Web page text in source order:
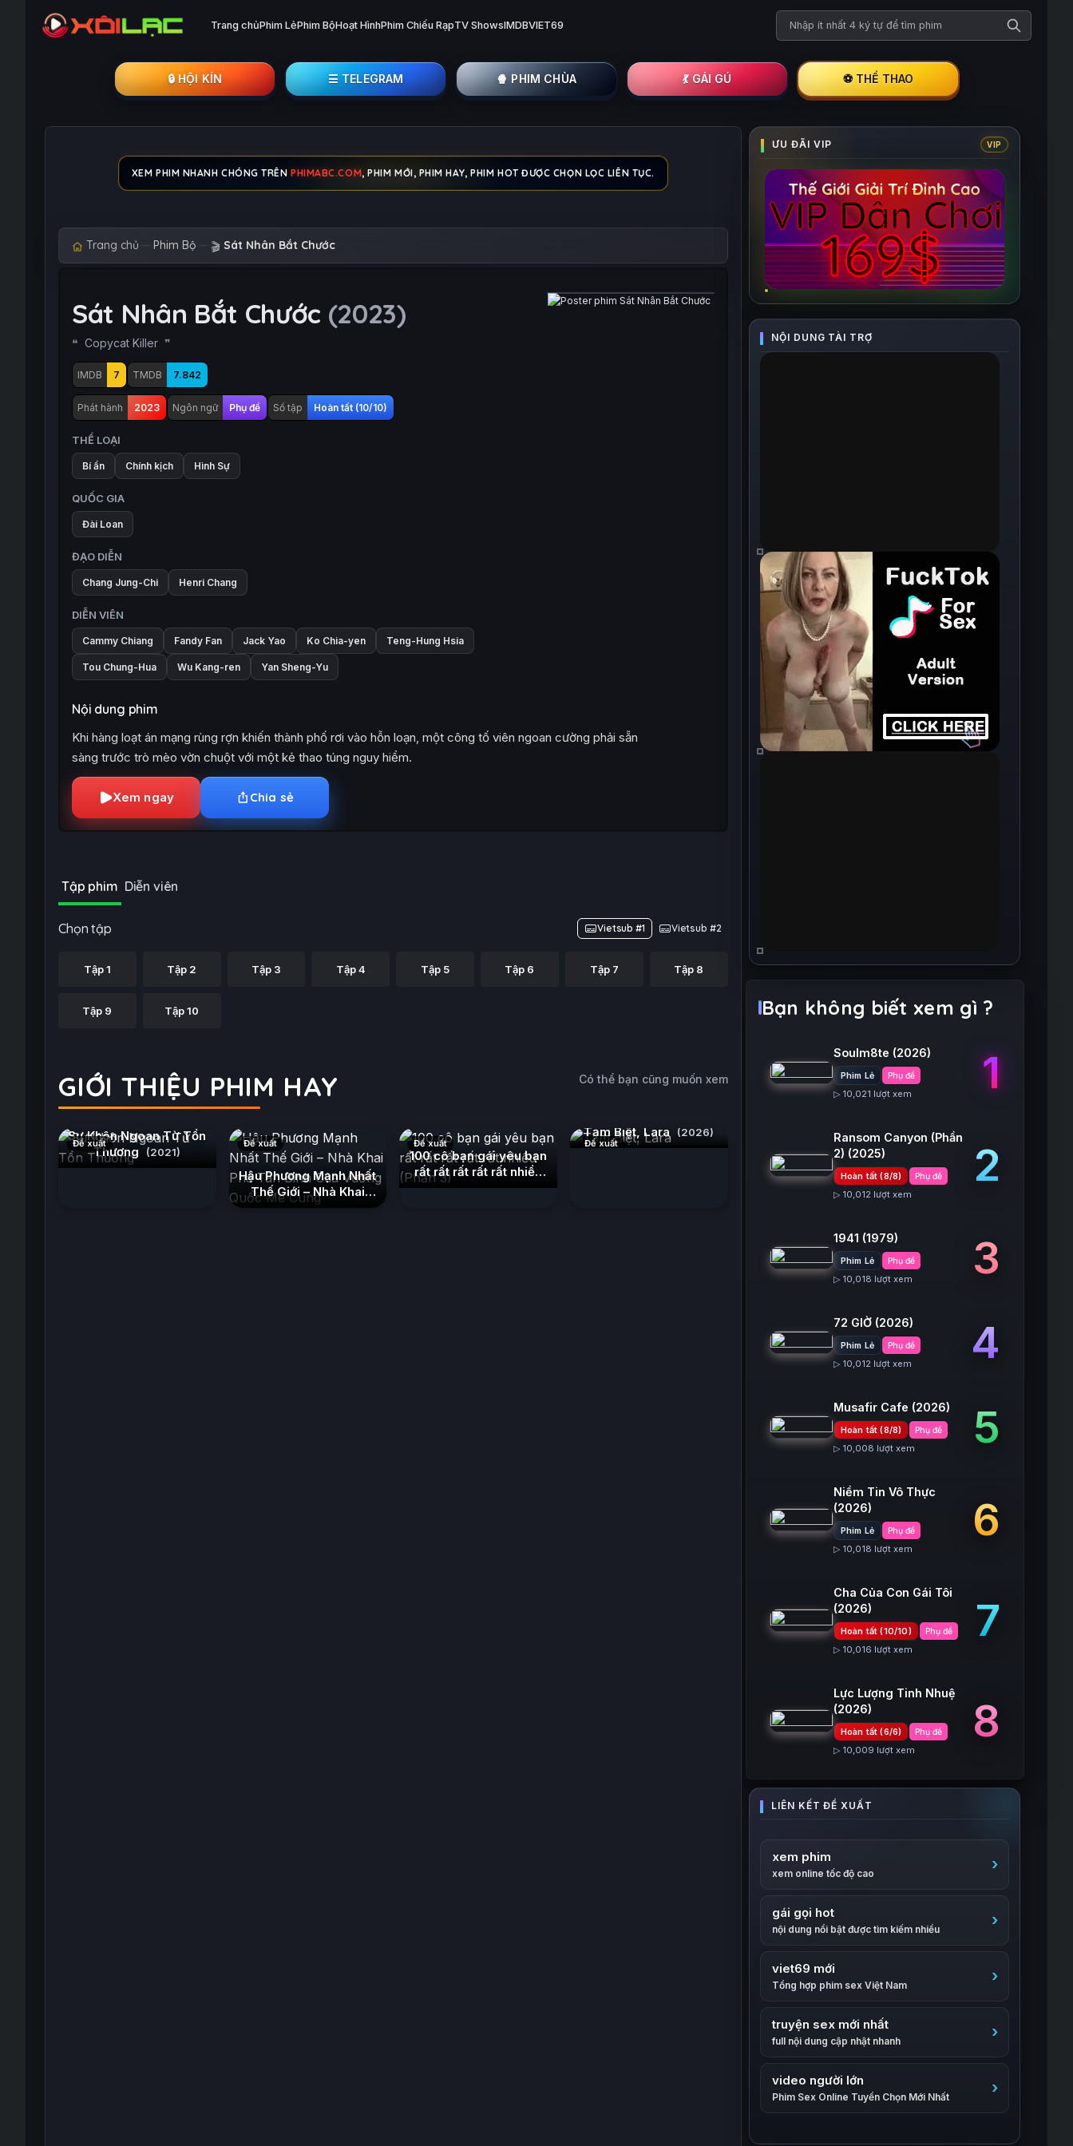
Trang chủPhim LẻPhim BộHoạt HìnhPhim Chiếu RạpTV ShowsIMDBVIET69 Tìm kiếm phim
🔒︎ HỘI KÍN ☰ TELEGRAM 🍿 PHIM CHÙA 💃 GÁI GÚ ⚽ THỂ THAO
XEM PHIM NHANH CHÓNG TRÊNPHIMABC.COM, PHIM MỚI, PHIM HAY, PHIM HOT ĐƯỢC CHỌN LỌC LIÊN TỤC.
Trang chủ Phim Bộ 🎬 Sát Nhân Bắt Chước
Sát Nhân Bắt Chước (2023)
Copycat Killer
IMDB 7 TMDB 7.842
Phát hành 2023 Ngôn ngữ Phụ đề Số tập Hoàn tất (10/10)
THỂ LOẠI
Bí ẩn Chính kịch Hình Sự
QUỐC GIA
Đài Loan
ĐẠO DIỄN
Chang Jung-Chi Henri Chang
DIỄN VIÊN
Cammy Chiang Fandy Fan Jack Yao Ko Chia-yen Teng-Hung Hsia
Tou Chung-Hua Wu Kang-ren Yan Sheng-Yu
Nội dung phim
Khi hàng loạt án mạng rùng rợn khiến thành phố rơi vào hỗn loạn, một công tố viên ngoan cường phải sẵn
sàng trước trò mèo vờn chuột với một kẻ thao túng nguy hiểm.
Xem ngay Chia sẻ
Tập phim Diễn viên
Chọn tập Vietsub #1 Vietsub #2
Tập 1 Tập 2 Tập 3 Tập 4 Tập 5 Tập 6 Tập 7 Tập 8
Tập 9 Tập 10
GIỚI THIỆU PHIM HAY Có thể bạn cũng muốn xem
Đề xuất
Sự Khôn Ngoan Từ Tổn
Thương
(2021)
Đề xuất
Hậu Phương Mạnh Nhất
Thế Giới – Nhà Khai
Phá Tân Binh Của
Đề xuất
100 cô bạn gái yêu bạn
rất rất rất rất rất nhiều
(Phần 3) (2023)
Đề xuất
Tạm Biệt, Lara (2026)
Bạn không biết xem gì ?
Soulm8te (2026)
Phim Lẻ Phụ đề
▷ 10,021 lượt xem 1
Ransom Canyon (Phần
2) (2025)
Hoàn tất (8/8) Phụ đề
▷ 10,012 lượt xem
2
1941 (1979)
Phim Lẻ Phụ đề
▷ 10,018 lượt xem 3
72 GIỜ (2026)
Phim Lẻ Phụ đề
▷ 10,012 lượt xem 4
Musafir Cafe (2026)
Hoàn tất (8/8) Phụ đề
▷ 10,008 lượt xem 5
Niềm Tin Vô Thực
(2026)
Phim Lẻ Phụ đề
▷ 10,018 lượt xem
6
Cha Của Con Gái Tôi
(2026)
Hoàn tất (10/10) Phụ đề
▷ 10,016 lượt xem
7
Lực Lượng Tinh Nhuệ
(2026)
Hoàn tất (6/6) Phụ đề
▷ 10,009 lượt xem
8
xem phim
xem online tốc độ cao
gái gọi hot
nội dung nổi bật được tìm kiếm nhiều
viet69 mới
Tổng hợp phim sex Việt Nam
truyện sex mới nhất
full nội dung cập nhật nhanh
video người lớn
Phim Sex Online Tuyển Chọn Mới Nhất